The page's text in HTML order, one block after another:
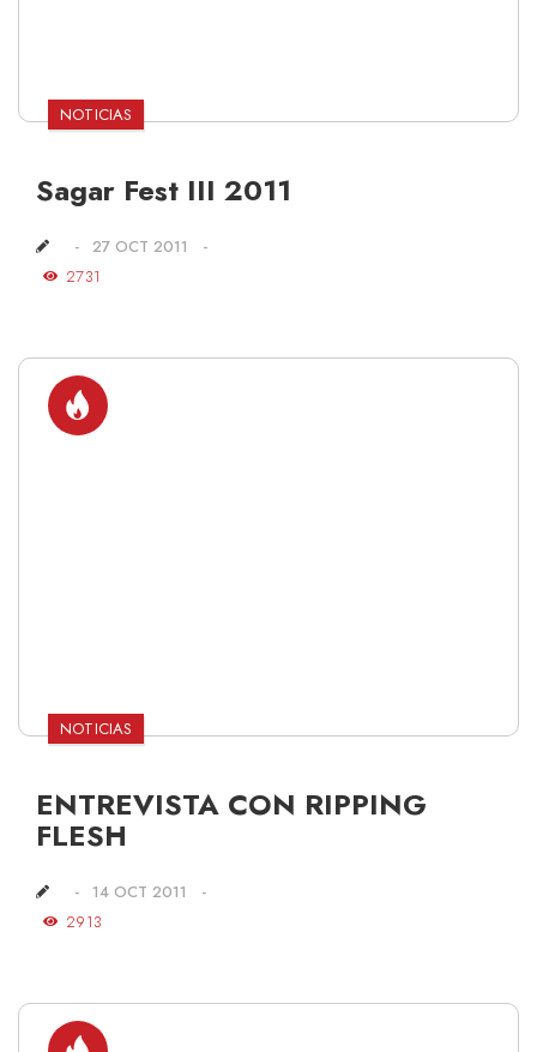
NOTICIAS
Sagar Fest III 2011
27 OCT 2011
2731
NOTICIAS
ENTREVISTA CON RIPPING
FLESH
14 OCT 2011
2913